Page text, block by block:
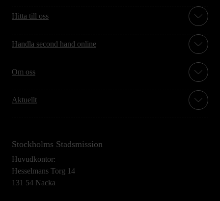
Hitta till oss
Handla second hand online
Om oss
Aktuellt
Stockholms Stadsmission
Huvudkontor:
Hesselmans Torg 14
131 54 Nacka